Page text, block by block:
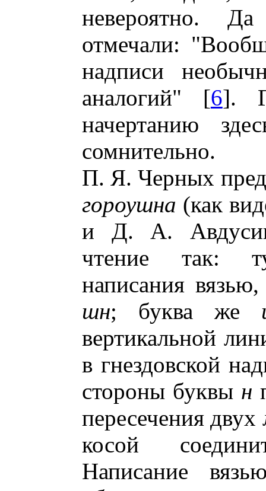
невероятно.
отмечали:
надписи
аналогий" [6].
начертанию
сомнительно.
П. Я. Черных
гороушна (как
и Д. А.
чтение так:
написания
шн; буква же
вертикальной
в гнездовской
стороны буквы н
пересечения
косой
Написание